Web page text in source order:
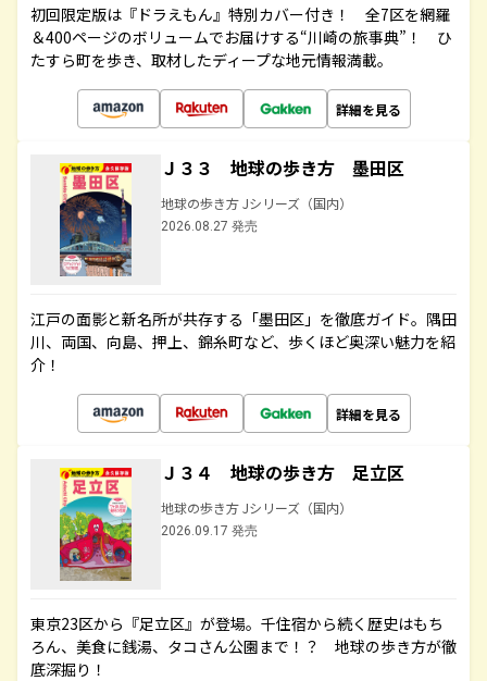
初回限定版は『ドラえもん』特別カバー付き！ 全7区を網羅
＆400ページのボリュームでお届けする“川崎の旅事典”！ ひ
たすら町を歩き、取材したディープな地元情報満載。
詳細を見る
Ｊ３３ 地球の歩き方 墨田区
地球の歩き方 Jシリーズ（国内）
2026.08.27 発売
江戸の面影と新名所が共存する「墨田区」を徹底ガイド。隅田
川、両国、向島、押上、錦糸町など、歩くほど奥深い魅力を紹
介！
詳細を見る
Ｊ３４ 地球の歩き方 足立区
地球の歩き方 Jシリーズ（国内）
2026.09.17 発売
東京23区から『足立区』が登場。千住宿から続く歴史はもち
ろん、美食に銭湯、タコさん公園まで！？ 地球の歩き方が徹
底深掘り！